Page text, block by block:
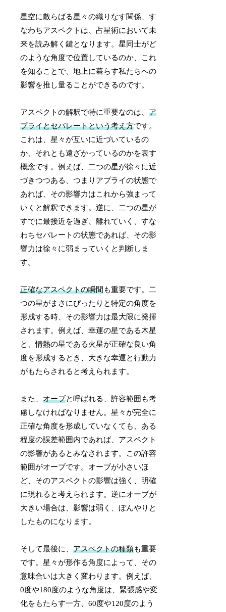
星空に散らばる星々の織りなす関係、す
なわちアスペクトは、占星術において未
来を読み解く鍵となります。星同士がど
のような角度で位置しているのか、これ
を知ることで、地上に暮らす私たちへの
影響を推し量ることができるのです。
アスペクトの解釈で特に重要なのは、ア
プライとセパレートという考え方です。
これは、星々が互いに近づいているの
か、それとも遠ざかっているのかを表す
概念です。例えば、二つの星が徐々に近
づきつつある、つまりアプライの状態で
あれば、その影響力はこれから強まって
いくと解釈できます。逆に、二つの星が
すでに最接近を過ぎ、離れていく、すな
わちセパレートの状態であれば、その影
響力は徐々に弱まっていくと判断しま
す。
正確なアスペクトの瞬間も重要です。二
つの星がまさにぴったりと特定の角度を
形成する時、その影響力は最大限に発揮
されます。例えば、幸運の星である木星
と、情熱の星である火星が正確な良い角
度を形成するとき、大きな幸運と行動力
がもたらされると考えられます。
また、オーブと呼ばれる、許容範囲も考
慮しなければなりません。星々が完全に
正確な角度を形成していなくても、ある
程度の誤差範囲内であれば、アスペクト
の影響があるとみなされます。この許容
範囲がオーブです。オーブが小さいほ
ど、そのアスペクトの影響は強く、明確
に現れると考えられます。逆にオーブが
大きい場合は、影響は弱く、ぼんやりと
したものになります。
そして最後に、アスペクトの種類も重要
です。星々が形作る角度によって、その
意味合いは大きく変わります。例えば、
0度や180度のような角度は、緊張感や変
化をもたらす一方、60度や120度のよう